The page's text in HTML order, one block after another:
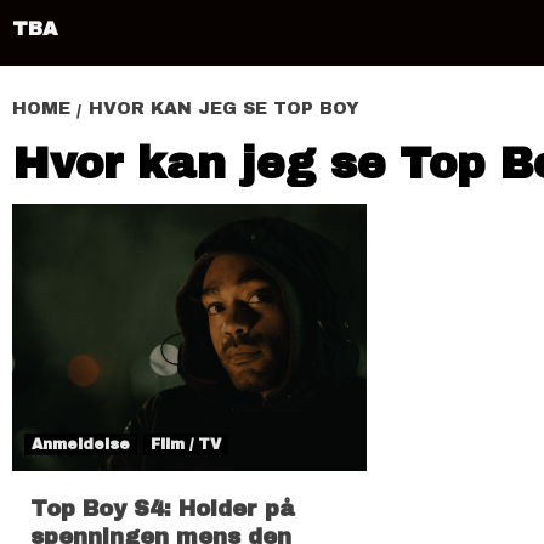
TBA
HOME HVOR KAN JEG SE TOP BOY
Hvor kan jeg se Top
Anmeldelse Film / TV
Top Boy S4: Holder på
spenningen mens den